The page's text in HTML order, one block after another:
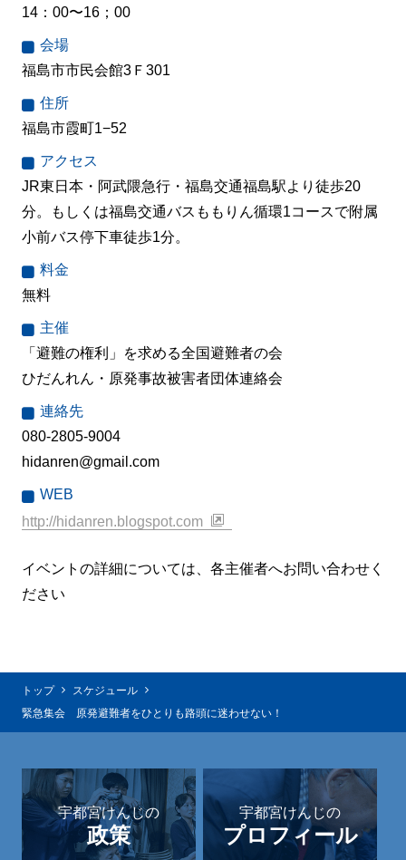
14：00〜16；00
会場
福島市市民会館3Ｆ301
住所
福島市霞町1−52
アクセス
JR東日本・阿武隈急行・福島交通福島駅より徒歩20
分。もしくは福島交通バスももりん循環1コースで附属
小前バス停下車徒歩1分。
料金
無料
主催
「避難の権利」を求める全国避難者の会
ひだんれん・原発事故被害者団体連絡会
連絡先
080-2805-9004
hidanren@gmail.com
WEB
http://hidanren.blogspot.com
イベントの詳細については、各主催者へお問い合わせく
ださい
トップ
スケジュール
緊急集会 原発避難者をひとりも路頭に迷わせない！
宇都宮けんじの
政策
宇都宮けんじの
プロフィール